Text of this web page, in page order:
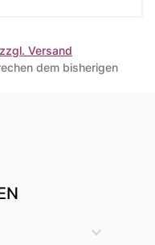
zzgl. Versand
dem bisherigen
